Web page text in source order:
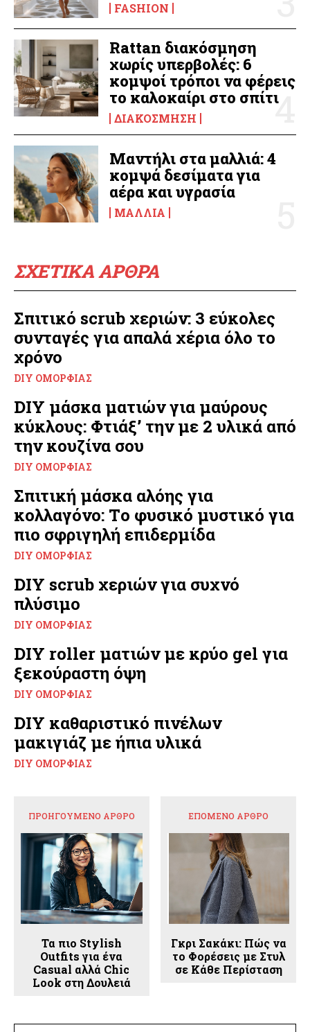
FASHION
Rattan διακόσμηση
χωρίς υπερβολές: 6
κομψοί τρόποι να φέρεις
το καλοκαίρι στο σπίτι
ΔΙΑΚΌΣΜΗΣΗ
Μαντήλι στα μαλλιά: 4
κομψά δεσίματα για
αέρα και υγρασία
ΜΑΛΛΙΆ
ΣΧΕΤΙΚΑ ΑΡΘΡΑ
Σπιτικό scrub χεριών: 3 εύκολες
συνταγές για απαλά χέρια όλο το
χρόνο
DIY ΟΜΟΡΦΙΆΣ
DIY μάσκα ματιών για μαύρους
κύκλους: Φτιάξ’ την με 2 υλικά από
την κουζίνα σου
DIY ΟΜΟΡΦΙΆΣ
Σπιτική μάσκα αλόης για
κολλαγόνο: Tο φυσικό μυστικό για
πιο σφριγηλή επιδερμίδα
DIY ΟΜΟΡΦΙΆΣ
DIY scrub χεριών για συχνό
πλύσιμο
DIY ΟΜΟΡΦΙΆΣ
DIY roller ματιών με κρύο gel για
ξεκούραστη όψη
DIY ΟΜΟΡΦΙΆΣ
DIY καθαριστικό πινέλων
μακιγιάζ με ήπια υλικά
DIY ΟΜΟΡΦΙΆΣ
ΠΡΟΗΓΟΎΜΕΝΟ ΆΡΘΡΟ
Τα πιο Stylish
Outfits για ένα
Casual αλλά Chic
Look στη Δουλειά
ΕΠΌΜΕΝΟ ΆΡΘΡΟ
Γκρι Σακάκι: Πώς να
το Φορέσεις με Στυλ
σε Κάθε Περίσταση